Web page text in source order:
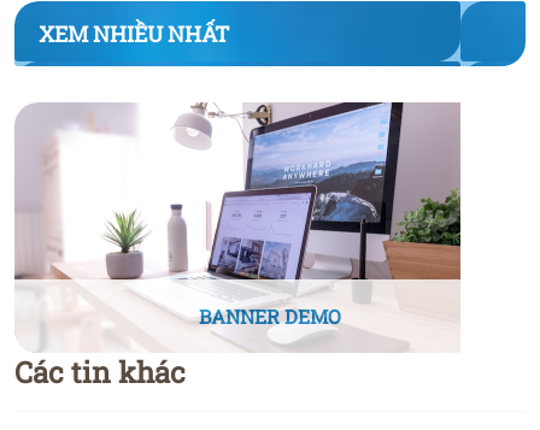
XEM NHIỀU NHẤT
BANNER DEMO
Các tin khác